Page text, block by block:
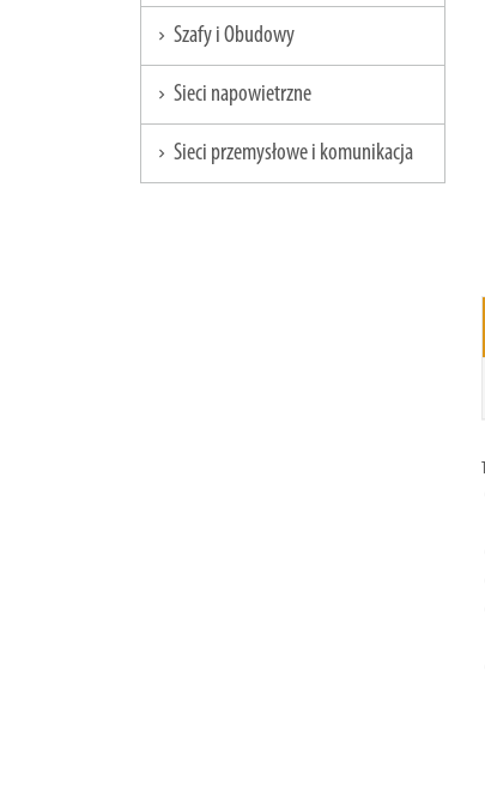
chevron_right Szafy i Obudowy
chevron_right Sieci napowietrzne
chevron_right Sieci przemysłowe i komunikacja